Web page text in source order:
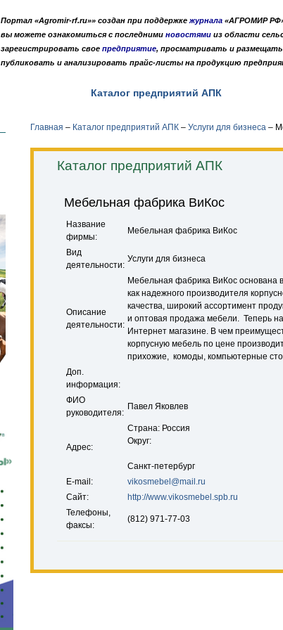
Портал «Agromir-rf.ru»» создан при поддержке журнала «АГРОМИР
вы можете ознакомиться с последними новостями из области
зарегистрировать свое предприятие, просматривать и размещать
публиковать и анализировать прайс-листы на продукцию
Каталог предприятий АПК
Главная – Каталог предприятий АПК – Услуги для бизнеса –
Каталог предприятий АПК
Мебельная фабрика ВиКос
Название
фирмы:
Мебельная фабрика ВиКос
Вид
деятельности:
Услуги для бизнеса
Описание
деятельности:
Мебельная фабрика ВиКос основана
как надежного производителя
качества, широкий ассортимент
и оптовая продажа мебели. Теперь
Интернет магазине. В чем
корпусную мебель по цене
прихожие, комоды, компьютерные
Доп.
информация:
ФИО
руководителя:
Павел Яковлев
Адрес:
Страна: Россия
Округ:
Санкт-петербург
E-mail:
vikosmebel@mail.ru
Сайт:
http://www.vikosmebel.spb.ru
Телефоны,
факсы:
(812) 971-77-03